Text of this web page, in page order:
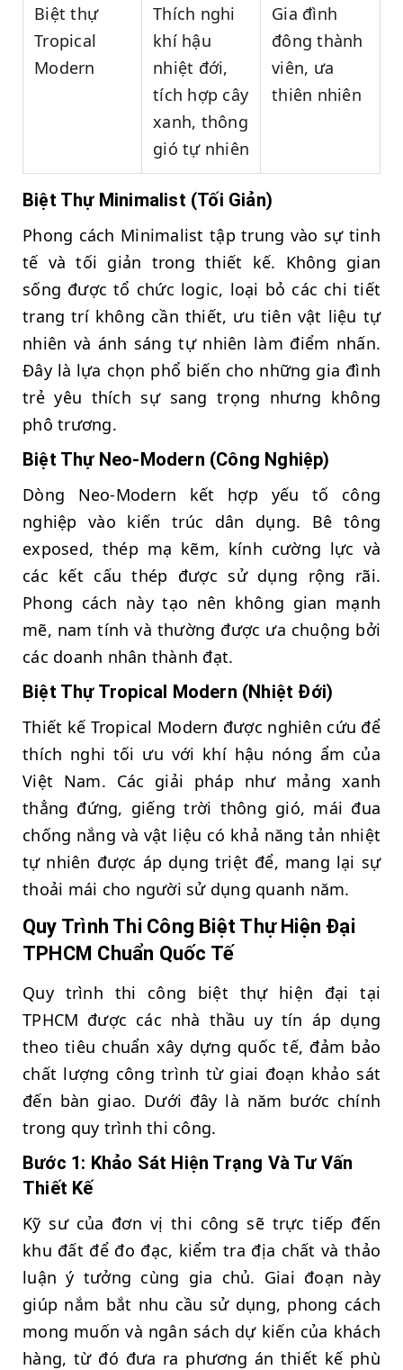
Biệt thự
Tropical
Modern
Thích nghi
khí hậu
nhiệt đới,
tích hợp cây
xanh, thông
gió tự nhiên
Gia đình
đông thành
viên, ưa
thiên nhiên
Biệt Thự Minimalist (Tối Giản)
Phong cách Minimalist tập trung vào sự tinh
tế và tối giản trong thiết kế. Không gian
sống được tổ chức logic, loại bỏ các chi tiết
trang trí không cần thiết, ưu tiên vật liệu tự
nhiên và ánh sáng tự nhiên làm điểm nhấn.
Đây là lựa chọn phổ biến cho những gia đình
trẻ yêu thích sự sang trọng nhưng không
phô trương.
Biệt Thự Neo-Modern (Công Nghiệp)
Dòng Neo-Modern kết hợp yếu tố công
nghiệp vào kiến trúc dân dụng. Bê tông
exposed, thép mạ kẽm, kính cường lực và
các kết cấu thép được sử dụng rộng rãi.
Phong cách này tạo nên không gian mạnh
mẽ, nam tính và thường được ưa chuộng bởi
các doanh nhân thành đạt.
Biệt Thự Tropical Modern (Nhiệt Đới)
Thiết kế Tropical Modern được nghiên cứu để
thích nghi tối ưu với khí hậu nóng ẩm của
Việt Nam. Các giải pháp như mảng xanh
thẳng đứng, giếng trời thông gió, mái đua
chống nắng và vật liệu có khả năng tản nhiệt
tự nhiên được áp dụng triệt để, mang lại sự
thoải mái cho người sử dụng quanh năm.
Quy Trình Thi Công Biệt Thự Hiện Đại
TPHCM Chuẩn Quốc Tế
Quy trình thi công biệt thự hiện đại tại
TPHCM được các nhà thầu uy tín áp dụng
theo tiêu chuẩn xây dựng quốc tế, đảm bảo
chất lượng công trình từ giai đoạn khảo sát
đến bàn giao. Dưới đây là năm bước chính
trong quy trình thi công.
Bước 1: Khảo Sát Hiện Trạng Và Tư Vấn
Thiết Kế
Kỹ sư của đơn vị thi công sẽ trực tiếp đến
khu đất để đo đạc, kiểm tra địa chất và thảo
luận ý tưởng cùng gia chủ. Giai đoạn này
giúp nắm bắt nhu cầu sử dụng, phong cách
mong muốn và ngân sách dự kiến của khách
hàng, từ đó đưa ra phương án thiết kế phù